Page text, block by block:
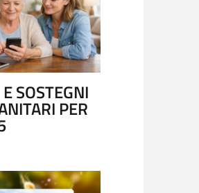
SOSTEGNI
PER